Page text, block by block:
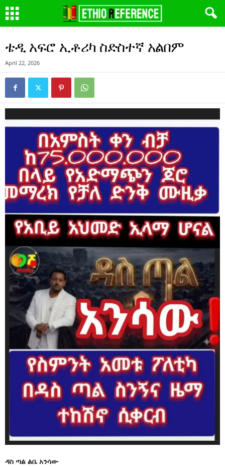
ቴዲ አፍሮ ኢቶሪካ ስድስተኛ አልበም
April 22, 2026
ዳስ ጣል ልቤ አንሳው